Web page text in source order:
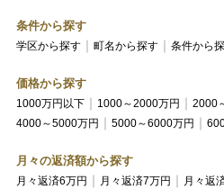
条件から探す
学区から探す 町名から探す 条件から
価格から探す
1000万円以下 1000～2000万円 2000
4000～5000万円
5000～6000万円
月々の返済額から探す
月々返済6万円 月々返済7万円 月々返